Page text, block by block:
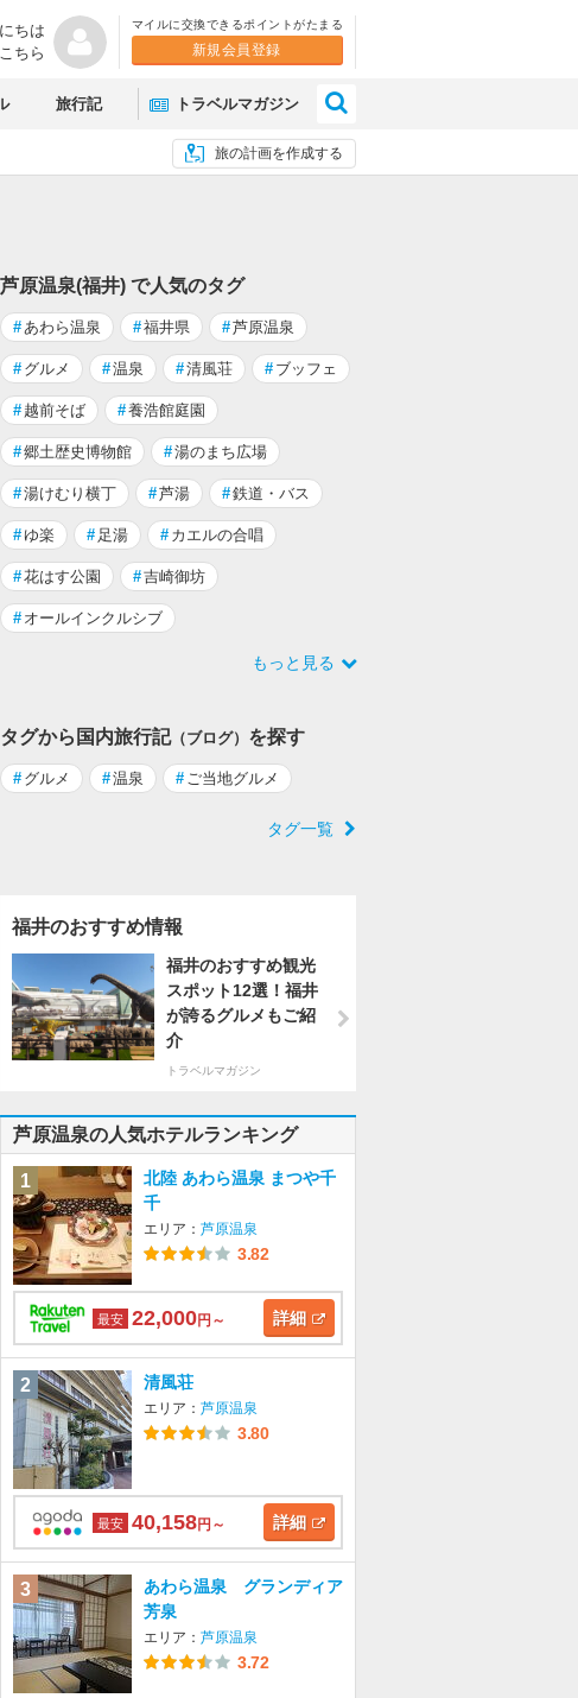
ちは
ちら
マイルに交換できるポイントがたまる
新規会員登録
旅行記 トラベルマガジン
旅の計画を作成する
芦原温泉(福井) で人気のタグ
#あわら温泉 #福井県 #芦原温泉
# グルメ #温泉 #清風荘 # ブッフェ
# 越前そば #養浩館庭園
#郷土歴史博物館 #湯のまち広場
#湯けむり横丁 #芦湯 #鉄道・バス
#ゆ楽 # 足湯 # カエルの合唱
#花はす公園 #吉崎御坊
# オールインクルシブ
もっと見る
タグから国内旅行記（ブログ） を探す
# グルメ #温泉 # ご当地グルメ
タグ一覧
福井のおすすめ情報
福井のおすすめ観光
スポット12選！福井
が誇るグルメもご紹
介
トラベルマガジン
芦原温泉の人気ホテルランキング
1
北陸 あわら温泉 まつや千
千
エリア： 芦原温泉
3.82
最安 22,000円～ 詳細
2 清風荘
エリア： 芦原温泉
3.80
最安 40,158円～ 詳細
3
あわら温泉 グランディア
芳泉
エリア： 芦原温泉
3.72